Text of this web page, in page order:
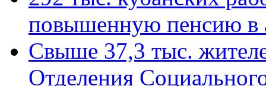
повышенную пенсию в
Свыше 37,3 тыс.
Отделения